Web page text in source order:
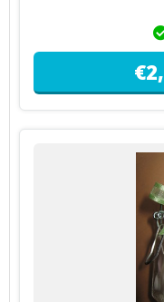
€2,